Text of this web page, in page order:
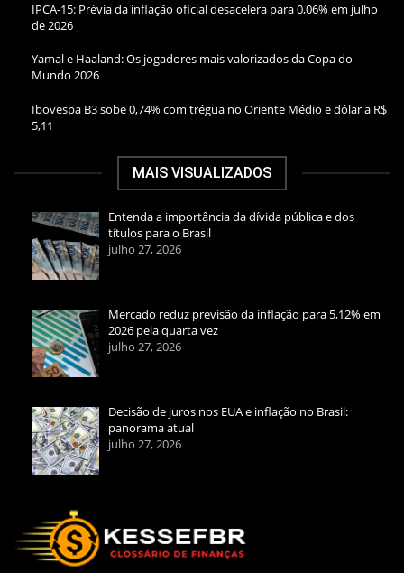
IPCA-15: Prévia da inflação oficial desacelera para 0,06% em julho
de 2026
Yamal e Haaland: Os jogadores mais valorizados da Copa do
Mundo 2026
Ibovespa B3 sobe 0,74% com trégua no Oriente Médio e dólar a R$
5,11
MAIS VISUALIZADOS
Entenda a importância da dívida pública e dos
títulos para o Brasil
julho 27, 2026
Mercado reduz previsão da inflação para 5,12% em
2026 pela quarta vez
julho 27, 2026
Decisão de juros nos EUA e inflação no Brasil:
panorama atual
julho 27, 2026